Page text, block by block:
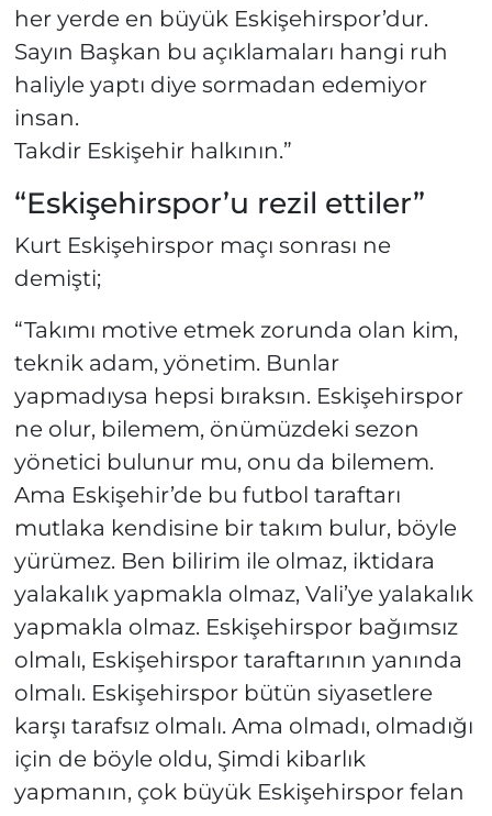
her yerde en büyük Eskişehirspor’dur.
Sayın Başkan bu açıklamaları hangi ruh
haliyle yaptı diye sormadan edemiyor
insan.
Takdir Eskişehir halkının.”
“Eskişehirspor’u rezil ettiler”
Kurt Eskişehirspor maçı sonrası ne
demişti;
“Takımı motive etmek zorunda olan kim,
teknik adam, yönetim. Bunlar
yapmadıysa hepsi bıraksın. Eskişehirspor
ne olur, bilemem, önümüzdeki sezon
yönetici bulunur mu, onu da bilemem.
Ama Eskişehir’de bu futbol taraftarı
mutlaka kendisine bir takım bulur, böyle
yürümez. Ben bilirim ile olmaz, iktidara
yalakalık yapmakla olmaz, Vali’ye yalakalık
yapmakla olmaz. Eskişehirspor bağımsız
olmalı, Eskişehirspor taraftarının yanında
olmalı. Eskişehirspor bütün siyasetlere
karşı tarafsız olmalı. Ama olmadı, olmadığı
için de böyle oldu, Şimdi kibarlık
yapmanın, çok büyük Eskişehirspor felan